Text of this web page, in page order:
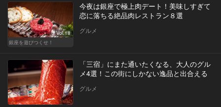
Vol.18
銀座を遊びつくせ！
今夜は銀座で極上肉デート！美味しすぎて
恋に落ちる絶品肉レストラン８選
グルメ
「三宿」にまた通いたくなる、大人のグル
メ4選！この街にしかない逸品と出合える
グルメ